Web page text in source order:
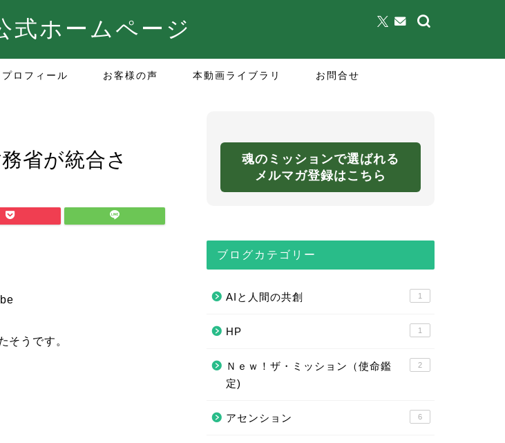
式ホームページ
プロフィール お客様の声 本動画ライブラリ お問合せ
省が統合さ
そうです。
魂のミッションで選ばれる
メルマガ登録はこちら
ブログカテゴリー
AIと人間の共創 1
HP 1
Ｎｅｗ！ザ・ミッション（使命鑑
定)
2
アセンション 6